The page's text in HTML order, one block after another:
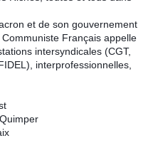
et de son gouvernement
Français appelle
intersyndicales (CGT,
interprofessionnelles,